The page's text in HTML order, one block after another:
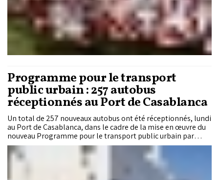
Programme pour le transport
public urbain : 257 autobus
réceptionnés au Port de Casablanca
Un total de 257 nouveaux autobus ont été réceptionnés, lundi
au Port de Casablanca, dans le cadre de la mise en œuvre du
nouveau Programme pour le transport public urbain par
autobus (2025-2029).